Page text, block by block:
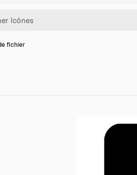
fichier